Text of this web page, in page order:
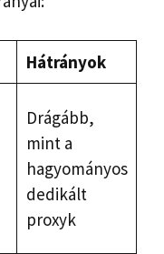
Hátrányok
Drágább,
mint a
hagyományos
dedikált
proxyk